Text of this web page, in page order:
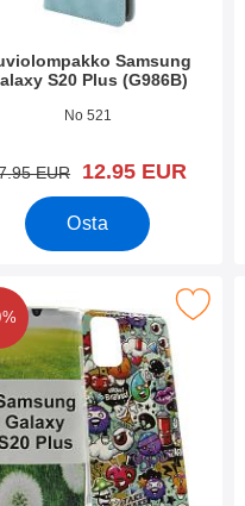
Samsung
S20 Plus (G986B)
35304
No 521
vanha hinta
EUR uusi hinta
12.95 EUR
Osta
Plus (G986B) suosikiksi
Samsung